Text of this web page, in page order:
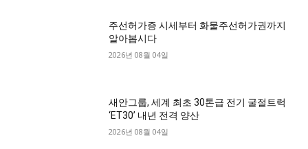
주선허가증 시세부터 화물주선허가권까지
알아봅시다
2026년 08월 04일
새안그룹, 세계 최초 30톤급 전기 굴절트럭
‘ET30’ 내년 전격 양산
2026년 08월 04일